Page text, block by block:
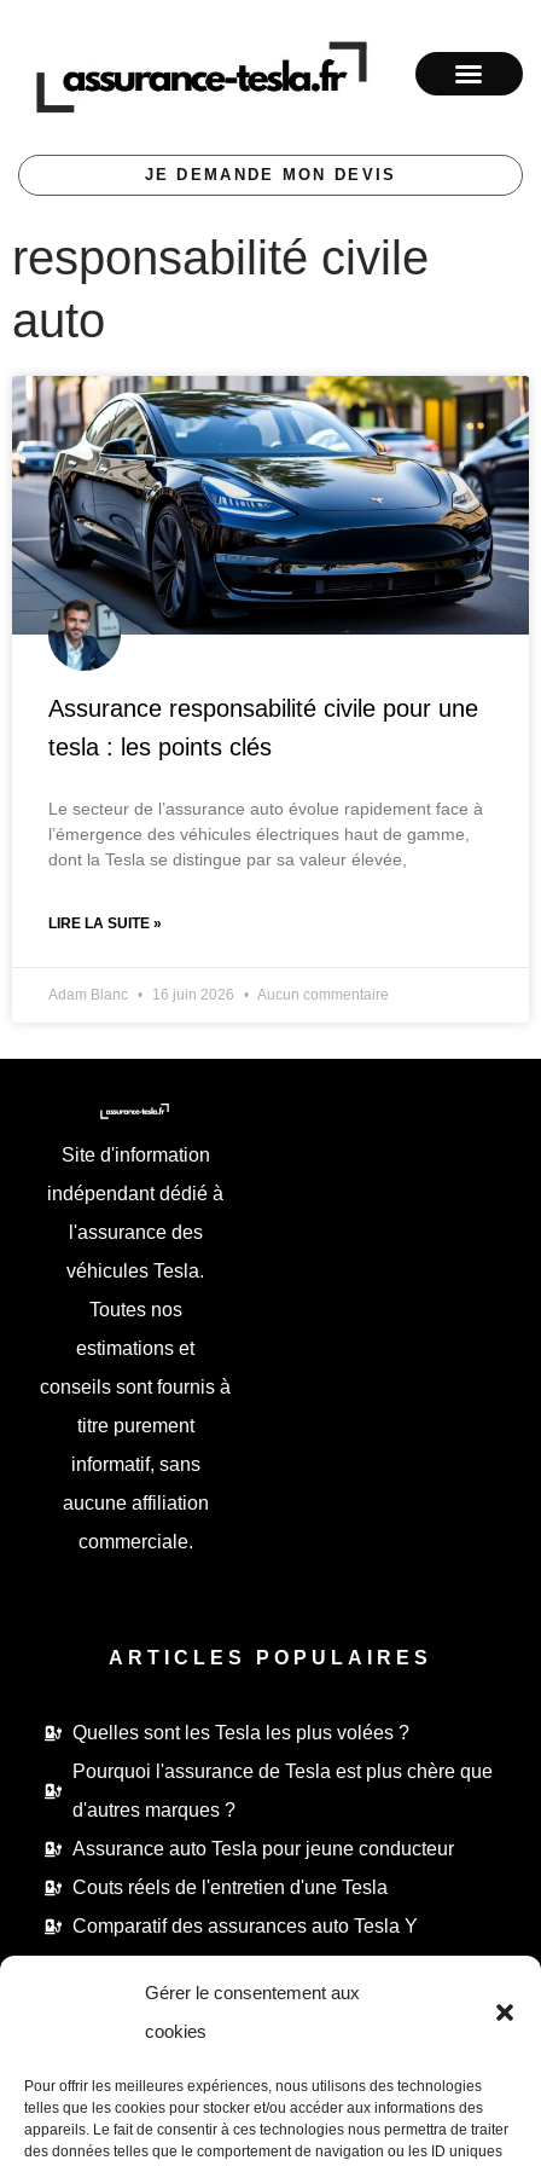
Gérer le consentement aux
cookies
Pour offrir les meilleures expériences, nous utilisons des technologies
telles que les cookies pour stocker et/ou accéder aux informations des
appareils. Le fait de consentir à ces technologies nous permettra de traiter
des données telles que le comportement de navigation ou les ID uniques
JE DEMANDE MON DEVIS
responsabilité civile
auto
Assurance responsabilité civile pour une
tesla : les points clés
Le secteur de l’assurance auto évolue rapidement face à
l’émergence des véhicules électriques haut de gamme,
dont la Tesla se distingue par sa valeur élevée,
LIRE LA SUITE »
Adam Blanc 16 juin 2026 Aucun commentaire
Site d'information
indépendant dédié à
l'assurance des
véhicules Tesla.
Toutes nos
estimations et
conseils sont fournis à
titre purement
informatif, sans
aucune affiliation
commerciale.
ARTICLES POPULAIRES
Quelles sont les Tesla les plus volées ?
Pourquoi l'assurance de Tesla est plus chère que
d'autres marques ?
Assurance auto Tesla pour jeune conducteur
Couts réels de l'entretien d'une Tesla
Comparatif des assurances auto Tesla Y
INFORMATIONS
Mentions légales
Politique de